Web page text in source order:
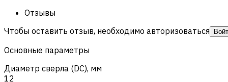
Отзывы
Чтобы оставить отзыв, необходимо авторизоваться
Основные параметры
Диаметр сверла (DC), мм
12